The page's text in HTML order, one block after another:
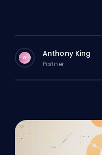
A Anthony King
Partner